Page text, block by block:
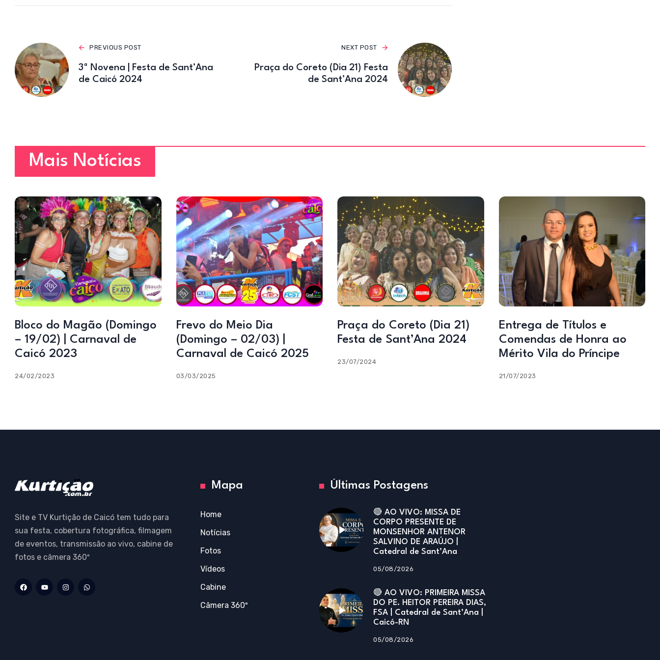
PREVIOUS POST
3ª Novena | Festa de Sant’Ana
de Caicó 2024
NEXT POST
Praça do Coreto (Dia 21) Festa
de Sant’Ana 2024
Mais Notícias
Bloco do Magão (Domingo
– 19/02) | Carnaval de
Caicó 2023
24/02/2023
Frevo do Meio Dia
(Domingo – 02/03) |
Carnaval de Caicó 2025
03/03/2025
Praça do Coreto (Dia 21)
Festa de Sant’Ana 2024
23/07/2024
Entrega de Títulos e
Comendas de Honra ao
Mérito Vila do Príncipe
21/07/2023
Site e TV Kurtição de Caicó tem tudo para
sua festa, cobertura fotográfica, filmagem
de eventos, transmissão ao vivo, cabine de
fotos e câmera 360º
Mapa
Home
Notícias
Fotos
Vídeos
Cabine
Câmera 360º
Últimas Postagens
🔴 AO VIVO: MISSA DE
CORPO PRESENTE DE
MONSENHOR ANTENOR
SALVINO DE ARAÚJO |
Catedral de Sant’Ana
05/08/2026
🔴 AO VIVO: PRIMEIRA MISSA
DO PE. HEITOR PEREIRA DIAS,
FSA | Catedral de Sant’Ana |
Caicó-RN
05/08/2026